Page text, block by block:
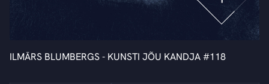
ILMĀRS BLUMBERGS - KUNSTI JÕU KANDJA #118